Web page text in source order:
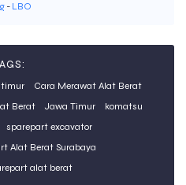
- LBO
Cara Merawat Alat Berat
Berat
Jawa Timur
komatsu
sparepart excavator
Alat Berat Surabaya
alat berat